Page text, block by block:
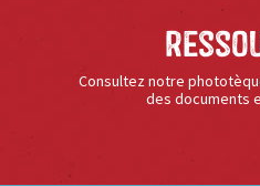
Consultez notre
des documents